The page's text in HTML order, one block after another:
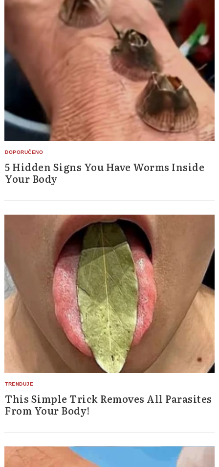
5 Hidden Signs You Have Worms Inside
Your Body
This Simple Trick Removes All Parasites
From Your Body!